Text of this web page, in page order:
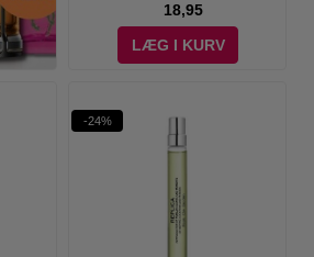
18,95
LÆG I KURV
-24%